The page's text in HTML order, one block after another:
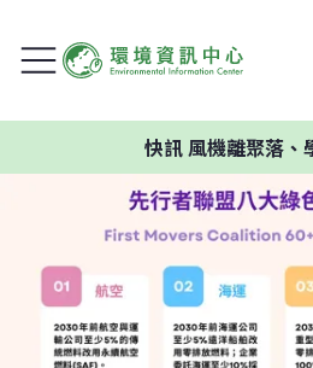
風機離聚落、學校